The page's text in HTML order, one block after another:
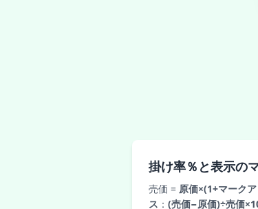
掛け率％と表示の
売価 = 原価×(1+マーク
ス ： (売価−原価)÷売価